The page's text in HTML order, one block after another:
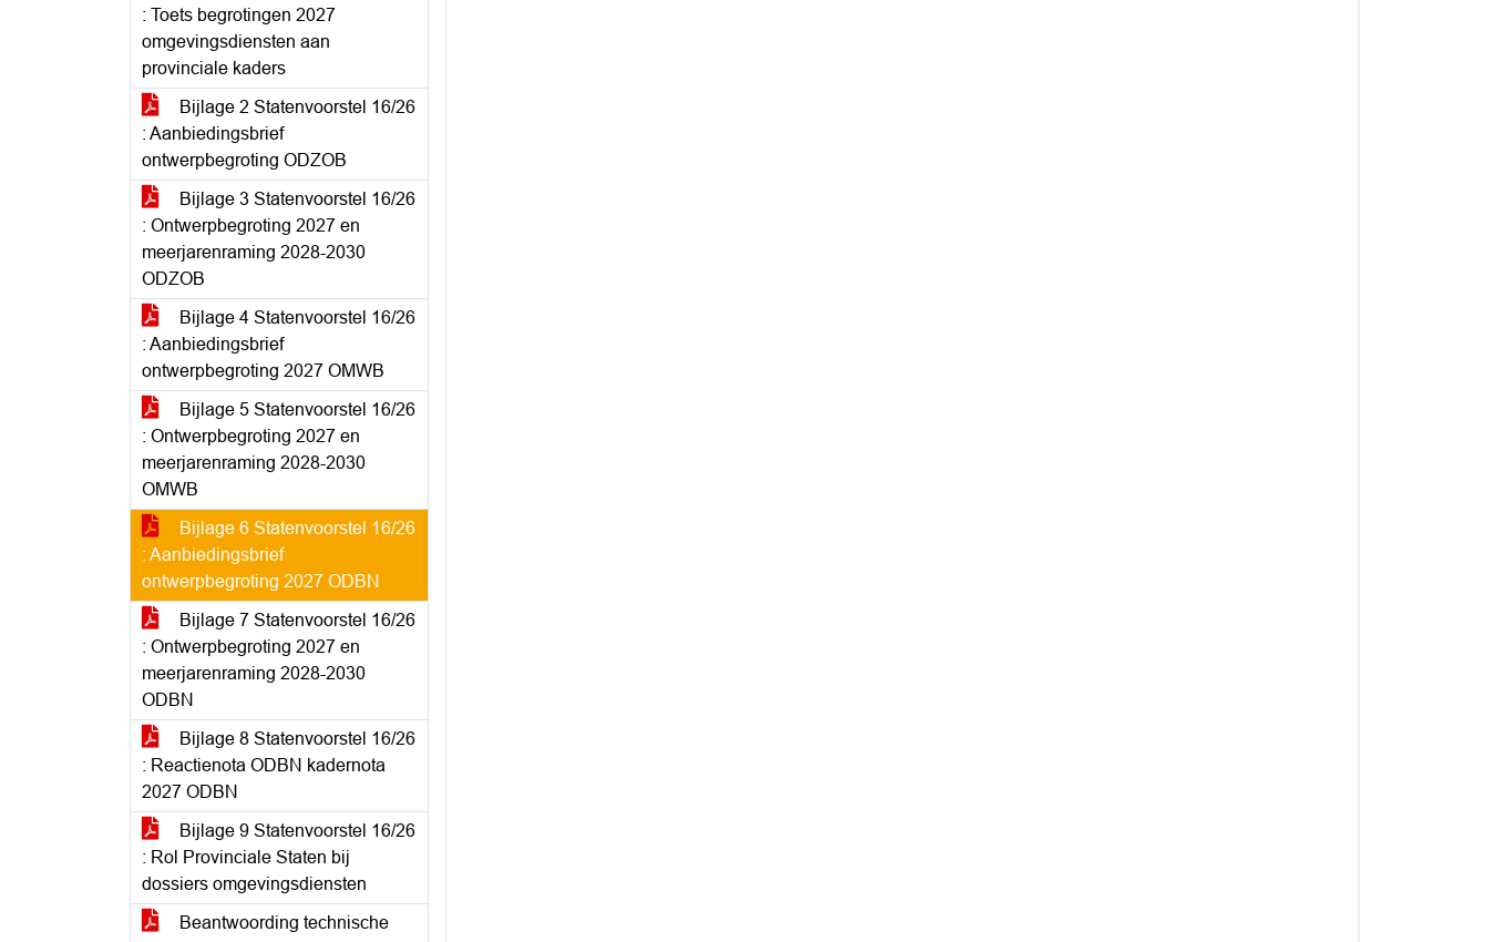
: Toets begrotingen 2027
omgevingsdiensten aan
provinciale kaders
Bijlage 2 Statenvoorstel 16/26
: Aanbiedingsbrief
ontwerpbegroting ODZOB
Bijlage 3 Statenvoorstel 16/26
: Ontwerpbegroting 2027 en
meerjarenraming 2028-2030
ODZOB
Bijlage 4 Statenvoorstel 16/26
: Aanbiedingsbrief
ontwerpbegroting 2027 OMWB
Bijlage 5 Statenvoorstel 16/26
: Ontwerpbegroting 2027 en
meerjarenraming 2028-2030
OMWB
Bijlage 6 Statenvoorstel 16/26
: Aanbiedingsbrief
ontwerpbegroting 2027 ODBN
Bijlage 7 Statenvoorstel 16/26
: Ontwerpbegroting 2027 en
meerjarenraming 2028-2030
ODBN
Bijlage 8 Statenvoorstel 16/26
: Reactienota ODBN kadernota
2027 ODBN
Bijlage 9 Statenvoorstel 16/26
: Rol Provinciale Staten bij
dossiers omgevingsdiensten
Beantwoording technische